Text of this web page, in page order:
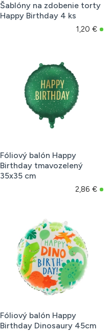
Šablóny na zdobenie torty
Happy Birthday 4 ks
1,20 €
Fóliový balón Happy
Birthday tmavozelený
35x35 cm
2,86 €
Fóliový balón Happy
Birthday Dinosaury 45cm